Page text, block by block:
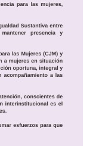
La Principal
El Transporte
Para Analizar
Juan Ramírez En
Informativa En
Puede Costar
En Playas